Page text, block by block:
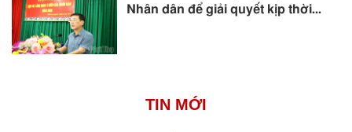
Nhân dân để giải quyết kịp thời...
TIN MỚI